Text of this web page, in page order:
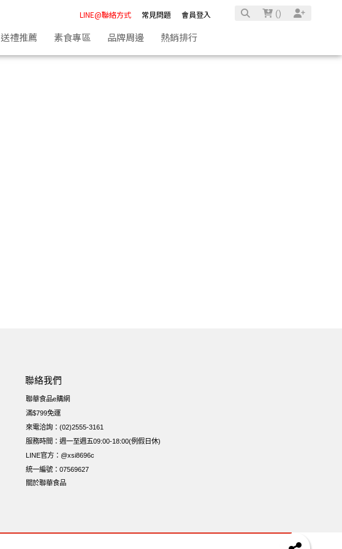
LINE@聯絡方式 常見問題 會員登入 ()
送禮推薦 素食專區 品牌周邊 熱銷排行
聯絡我們
聯華食品e購網
滿$799免運
來電洽詢：(02)2555-3161
服務時間：週一至週五09:00-18:00(例假日休)
LINE官方：@xsi8696c
統一編號：07569627
關於聯華食品